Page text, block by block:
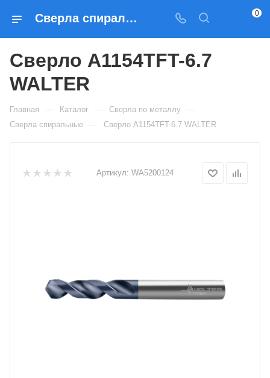
Сверла спиральные Сверло A1154TFT-6.7 WALTER — купить по выгодным ценам в Москве 0
Сверло A1154TFT-6.7
WALTER
Главная — Каталог — Сверла по металлу —
Сверла спиральные — Сверло A1154TFT-6.7 WALTER
Артикул: WA5200124